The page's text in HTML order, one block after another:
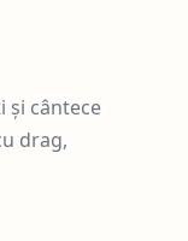
și cântece
drag,